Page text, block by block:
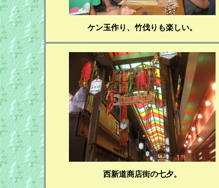
ケン玉作り、竹伐りも楽しい。
西新道商店街の七夕。